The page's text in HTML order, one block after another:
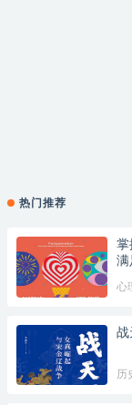
热门推荐
掌
满
心
战
历